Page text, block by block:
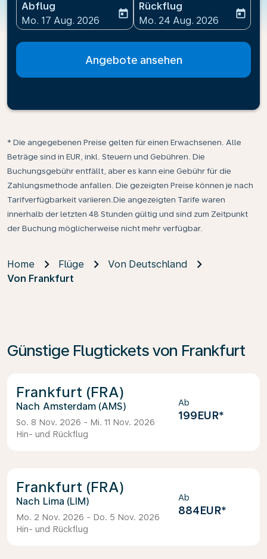
Abflug
fc-booking-departure-date-aria-label
Mo. 17 Aug. 2026
today
Rückflug
fc-booking-return-date-
Mo. 24 Aug. 2026
today
Angebote ansehen
* Die angegebenen Preise gelten für einen Erwachsenen. Alle
Beträge sind in EUR, inkl. Steuern und Gebühren. Die
Buchungsgebühr entfällt, aber es kann eine Gebühr für die
Zahlungsmethode anfallen. Die gezeigten Preise können je nach
Tarifverfügbarkeit variieren.Die angezeigten Tarife waren
innerhalb der letzten 48 Stunden gültig und sind zum Zeitpunkt
der Buchung möglicherweise nicht mehr verfügbar.
Home Flüge
Von Deutschland
Von Frankfurt
Günstige Flugtickets von Frankfurt
Frankfurt (FRA)
Amsterdam (AMS)
So. 8 Nov. 2026 - Mi. 11 Nov. 2026
Hin- und Rückflug
Ab
199EUR*
Frankfurt (FRA)
Lima (LIM)
Mo. 2 Nov. 2026 - Do. 5 Nov. 2026
Hin- und Rückflug
Ab
884EUR*